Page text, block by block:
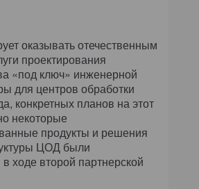
оказывать отечественным
проектирования
«под ключ» инженерной
для центров обработки
конкретных планов на этот
некоторые
продукты и решения
ЦОД были
ходе второй партнерской